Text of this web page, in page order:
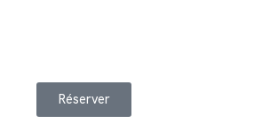
Réserver